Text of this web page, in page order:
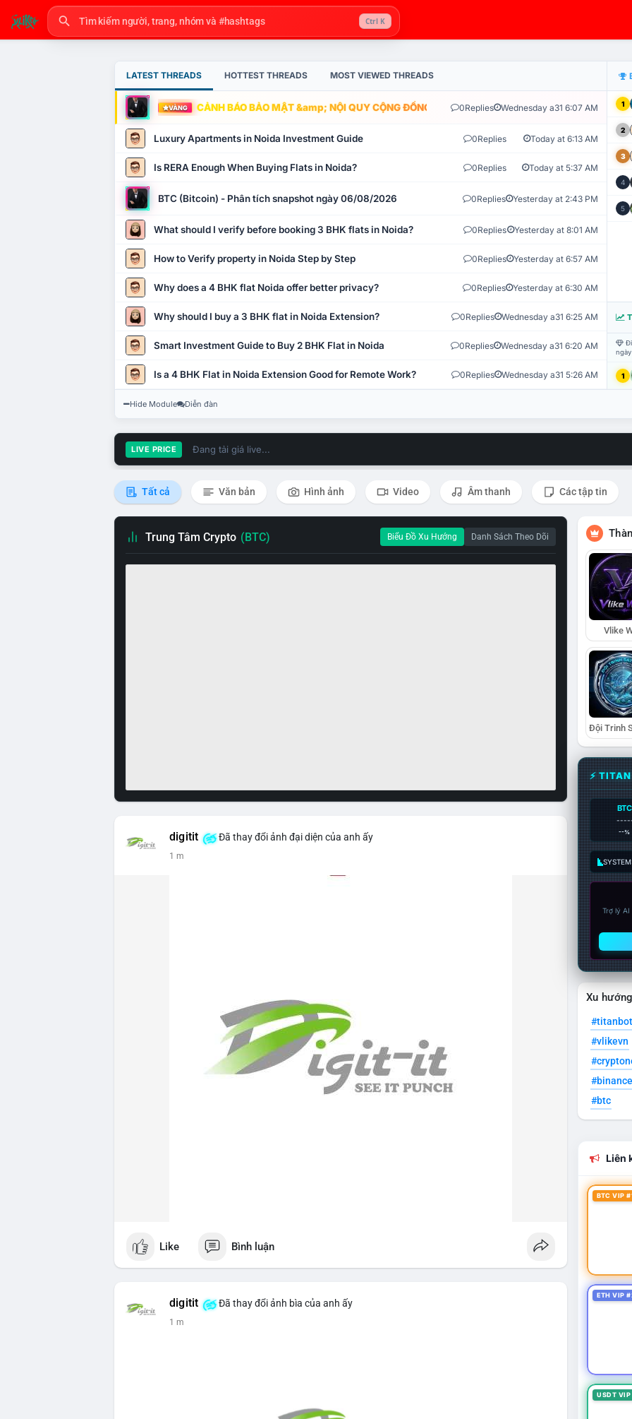
Ctrl K
LATEST THREADS HOTTEST THREADS MOST VIEWED THREADS
VÀNG CẢNH BÁO BẢO MẬT &amp; NỘI QUY CỘNG ĐỒNG VLIKE.VN: HỆ THỐNG GIÁM SÁT TỰ
0Replies Wednesday a31 6:07 AM
Luxury Apartments in Noida Investment Guide 0Replies Today at 6:13 AM
Is RERA Enough When Buying Flats in Noida? 0Replies Today at 5:37 AM
BTC (Bitcoin) - Phân tích snapshot ngày 06/08/2026 0Replies Yesterday at 2:43 PM
What should I verify before booking 3 BHK flats in Noida? 0Replies Yesterday at 8:01 AM
How to Verify property in Noida Step by Step 0Replies Yesterday at 6:57 AM
Why does a 4 BHK flat Noida offer better privacy? 0Replies Yesterday at 6:30 AM
Why should I buy a 3 BHK flat in Noida Extension? 0Replies Wednesday a31 6:25 AM
Smart Investment Guide to Buy 2 BHK Flat in Noida 0Replies Wednesday a31 6:20 AM
Is a 4 BHK Flat in Noida Extension Good for Remote Work? 0Replies Wednesday a31 5:26 AM
1
2
3
4
5
1
Hide Module Diễn đàn
LIVE PRICE Đang tải giá live...
Tất cả Văn bản Hình ảnh Video Âm thanh Các tập tin
Trung Tâm Crypto (BTC) Biểu Đồ Xu Hướng Danh Sách Theo Dõi
digitit Đã thay đổi ảnh đại diện của anh ấy
1 m
Like Bình luận
digitit Đã thay đổi ảnh bìa của anh ấy
1 m
Vlike
⚡
BTC
--%
Trợ lý
Xu
#titanbot
#vlikevn
#btc
Liên
BTC VIP
ETH VIP
USDT